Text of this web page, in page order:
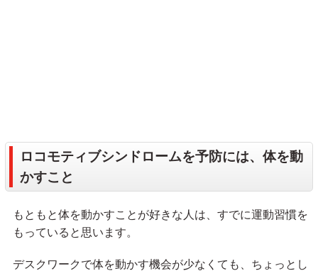
ロコモティブシンドロームを予防には、体を動
かすこと
もともと体を動かすことが好きな人は、すでに運動習慣を
もっていると思います。
デスクワークで体を動かす機会が少なくても、ちょっとし